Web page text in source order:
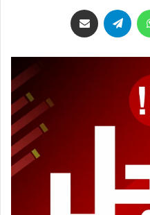
واتساب تيلقرام